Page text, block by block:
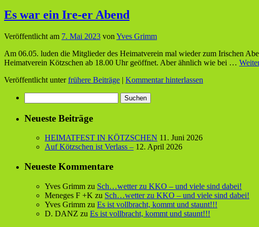
Es war ein Ire-er Abend
Veröffentlicht am 7. Mai 2023 von Yves Grimm
Am 06.05. luden die Mitglieder des Heimatverein mal wieder zum Irischen
Heimatverein Kötzschen ab 18.00 Uhr geöffnet. Aber ähnlich wie bei …
Veröffentlicht unter frühere Beiträge | Kommentar hinterlassen
nach:
Neueste Beiträge
HEIMATFEST IN KÖTZSCHEN 11. Juni 2026
Auf Kötzschen ist Verlass – 12. April 2026
Neueste Kommentare
Yves Grimm zu Sch…wetter zu KKO – und viele sind dabei!
Meneges F +K zu Sch…wetter zu KKO – und viele sind dabei!
Yves Grimm zu Es ist vollbracht, kommt und staunt!!!
D. DANZ zu Es ist vollbracht, kommt und staunt!!!